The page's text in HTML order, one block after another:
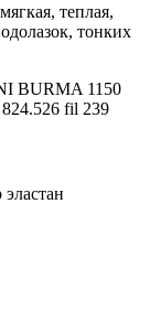
теплая,
тонких
BURMA 1150
fil 239
эластан